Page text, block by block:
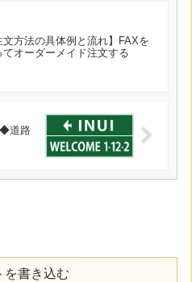
文方法の具体例と流れ】FAXを
てオーダーメイド注文する
◆道路
を書き込む